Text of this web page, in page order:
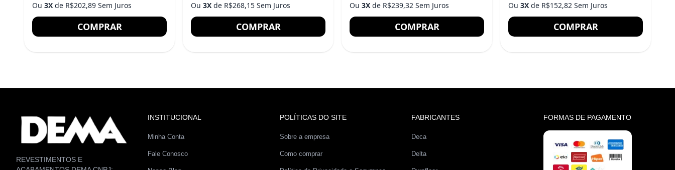
Ou 3X de R$202,89 Sem Juros
COMPRAR
Ou 3X de R$268,15 Sem Juros
COMPRAR
Ou 3X de R$239,32 Sem Juros
COMPRAR
Ou 3X de R$152,82 Sem Juros
COMPRAR
REVESTIMENTOS E
INSTITUCIONAL
Minha Conta
Fale Conosco
POLÍTICAS DO SITE
Sobre a empresa
Como comprar
FABRICANTES
Deca
Delta
FORMAS DE PAGAMENTO